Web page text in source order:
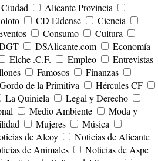
Alicante Provincia
CD Eldense
Ciencia
Consumo
Cultura
DSAlicante.com
Economía
Elche .C.F. Empleo
Entrevistas
Famosos
Finanzas
Gordo de la Primitiva
Hércules CF
La Quiniela
Legal y Derecho
Medio Ambiente
Moda y
Mujeres
Música
de Alcoy
Noticias de Alicante
de Animales
Noticias de Aspe